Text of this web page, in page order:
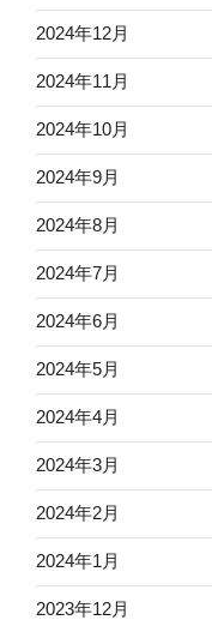
2024年12月
2024年11月
2024年10月
2024年9月
2024年8月
2024年7月
2024年6月
2024年5月
2024年4月
2024年3月
2024年2月
2024年1月
2023年12月